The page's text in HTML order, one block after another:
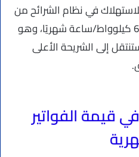
في نظام الشرائح من
1000 كيلوواط/ساعة إلى 600 كيلوواط/ساعة شهريًا، وهو
إلى الشريحة الأعلى
قيمة الفواتير